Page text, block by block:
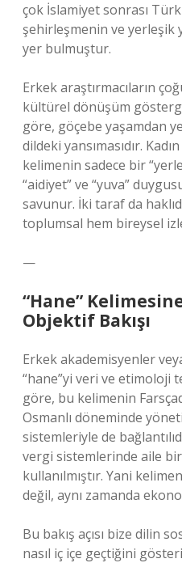
çok İslamiyet sonrası
şehirleşmenin ve yerleşik
yer bulmuştur.
Erkek araştırmacıların
kültürel dönüşüm
göre, göçebe yaşamdan
dildeki yansımasıdır.
kelimenin sadece bir
“aidiyet” ve “yuva”
savunur. İki taraf da
toplumsal hem bireysel
—
“Hane”
Objektif Bakışı
Erkek akademisyenler
“hane”yi veri ve etimoloji
göre, bu kelimenin
Osmanlı döneminde
sistemleriyle de
vergi sistemlerinde aile
kullanılmıştır. Yani
değil, aynı zamanda
Bu bakış açısı bize dilin
nasıl iç içe geçtiğini